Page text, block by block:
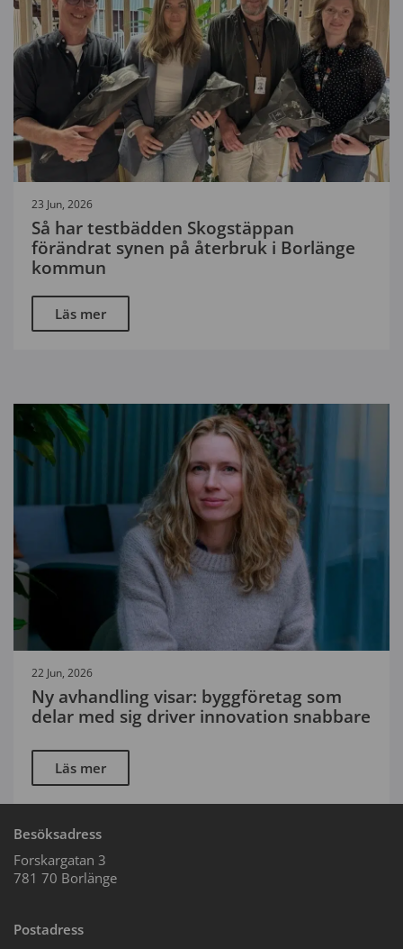
23 Jun, 2026
Så har testbädden Skogstäppan
förändrat synen på återbruk i Borlänge
kommun
Läs mer
22 Jun, 2026
Ny avhandling visar: byggföretag som
delar med sig driver innovation snabbare
Läs mer
Besöksadress
Forskargatan 3
781 70 Borlänge
Postadress